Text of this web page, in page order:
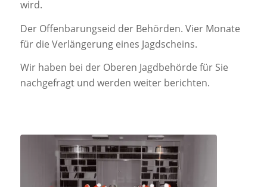
wird.
Der Offenbarungseid der Behörden. Vier Monate
für die Verlängerung eines Jagdscheins.
Wir haben bei der Oberen Jagdbehörde für Sie
nachgefragt und werden weiter berichten.